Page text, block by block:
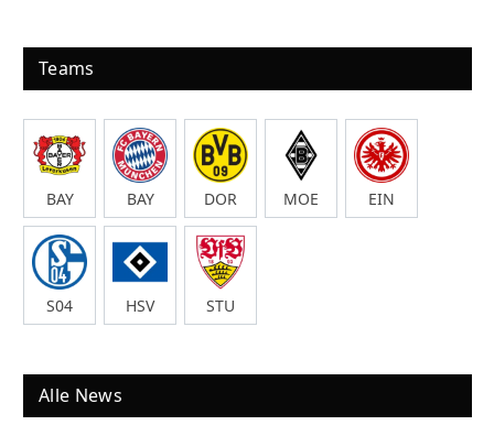
Teams
BAY BAY DOR MOE EIN
S04 HSV STU
Alle News